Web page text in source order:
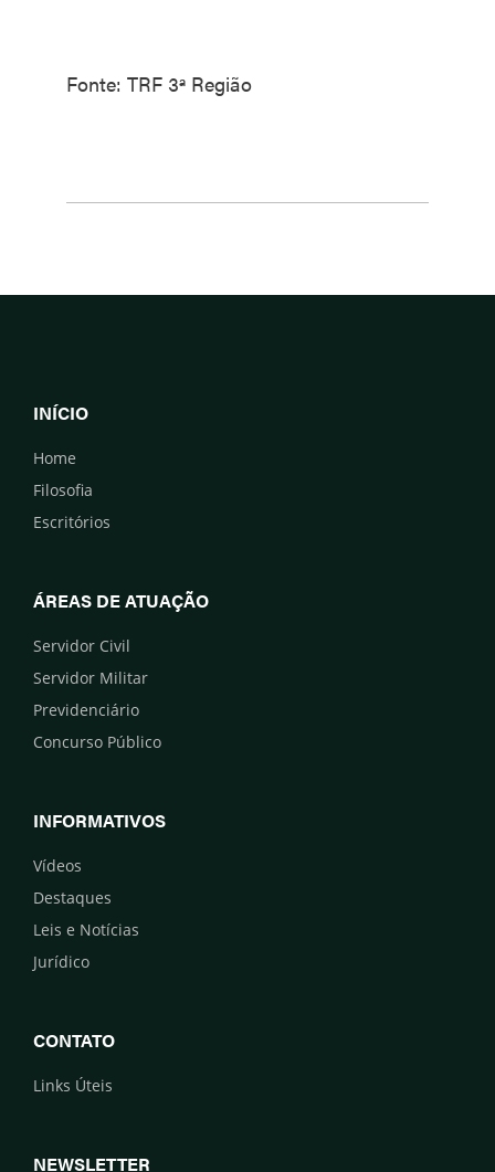
Fonte: TRF 3ª Região
INÍCIO
Home
Filosofia
Escritórios
ÁREAS DE ATUAÇÃO
Servidor Civil
Servidor Militar
Previdenciário
Concurso Público
INFORMATIVOS
Vídeos
Destaques
Leis e Notícias
Jurídico
CONTATO
Links Úteis
NEWSLETTER